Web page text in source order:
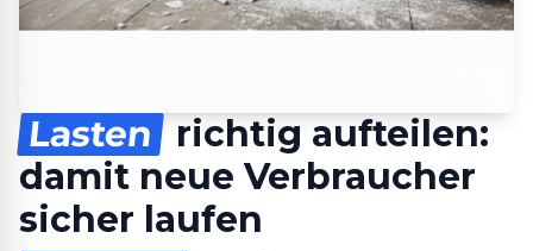
Lasten
richtig aufteilen:
damit neue Verbraucher
sicher laufen